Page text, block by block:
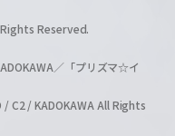
Rights Reserved.
／「プリズマ☆イ
/ C2 / KADOKAWA All Rights